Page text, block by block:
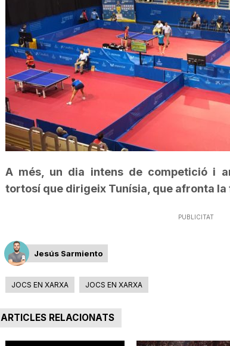
a
r
r
a
A més, un dia intens de competició i
tortosí que dirigeix Tunísia, que afronta la
PUBLICITAT
Jesús Sarmiento
JOCS EN XARXA JOCS EN XARXA
ARTICLES RELACIONATS